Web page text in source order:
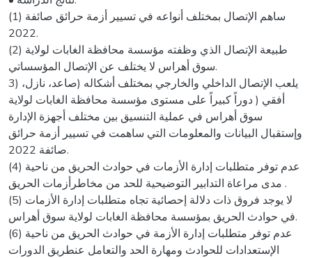
(1) ساهم الإتصال بمختلف أنواعه في تسيير أزمة حرائق صائفة
2022.
(2) طبيعة الإتصال الذي وظفته مؤسسة محافظة الغابات لولاية
سوق أهراس لا يختلف عن الإتصال المؤسساتي.
3) يلعب الإتصال الداخلي والخارجي بمختلف أشكاله (صاعد، نازل،
أفقي ( دوراً كبيراً على مستوى مؤسسة محافظة الغابات لولاية
سوق أهراس في عملية التنسيق بين مختلف أجهزة الإدارة
وإستقبال البيانات والمعلومات التي ساهمت في تسيير أزمة حرائق
صائفة 2022.
(4) عدم توفر متطلبات إدارة الأزمات في حوادث الحريق من ناحية
مدى مراعاة التدابير التوضيحية للحد من مخاطرأزمات الحريق .
(5) لا يوجد فروق ذات دلالة إحصائية تجاه متطلبات إدارة الأزمات
في حوادث الحريق بمؤسسة محافظة الغابات لولاية سوق أهراس.
(6) عدم توفر متطلبات إدارة الأزمة في حوادث الحريق من ناحية
الإستعدادات للحوادث ومهارة الحد والتعامل عنطريق الدورات